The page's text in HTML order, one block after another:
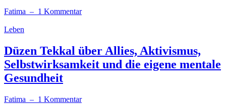
Fatima – 1 Kommentar
Leben
Düzen Tekkal über Allies, Aktivismus,
Selbstwirksamkeit und die eigene mentale
Gesundheit
Fatima – 1 Kommentar